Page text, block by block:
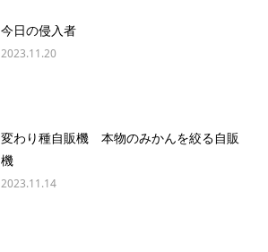
今日の侵入者
2023.11.20
変わり種自販機 本物のみかんを絞る自販
機
2023.11.14